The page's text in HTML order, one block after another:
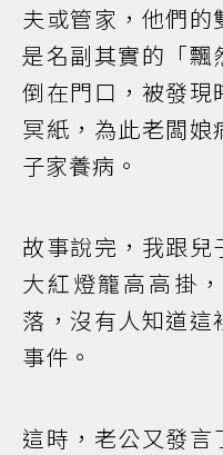
夫或管家，他們的
是名副其實的「飄
倒在門口，被發現
冥紙，為此老闆娘
子家養病。
故事說完，我跟兒
大紅燈籠高高掛
落，沒有人知道這
事件。
這時，老公又發言